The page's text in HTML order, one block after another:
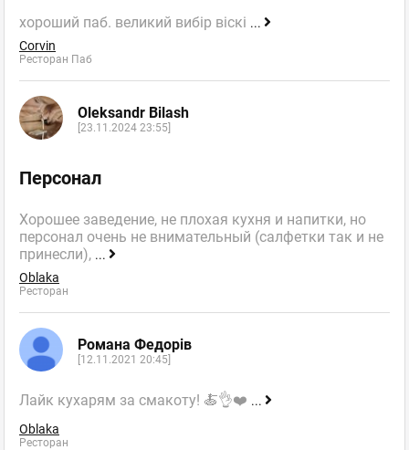
хороший паб. великий вибір віскі ...
Corvin
Ресторан Паб
Oleksandr Bilash
[23.11.2024 23:55]
Персонал
Хорошее заведение, не плохая кухня и напитки, но
персонал очень не внимательный (салфетки так и не
принесли), ...
Oblaka
Ресторан
Романа Федорів
[12.11.2021 20:45]
Лайк кухарям за смакоту! 🍝👌❤️ ...
Oblaka
Ресторан